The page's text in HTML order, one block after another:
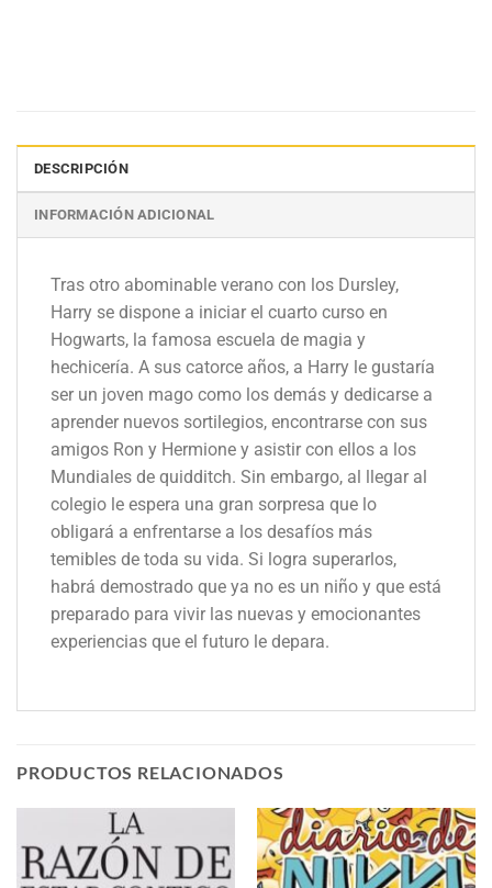
DESCRIPCIÓN
INFORMACIÓN ADICIONAL
Tras otro abominable verano con los Dursley,
Harry se dispone a iniciar el cuarto curso en
Hogwarts, la famosa escuela de magia y
hechicería. A sus catorce años, a Harry le gustaría
ser un joven mago como los demás y dedicarse a
aprender nuevos sortilegios, encontrarse con sus
amigos Ron y Hermione y asistir con ellos a los
Mundiales de quidditch. Sin embargo, al llegar al
colegio le espera una gran sorpresa que lo
obligará a enfrentarse a los desafíos más
temibles de toda su vida. Si logra superarlos,
habrá demostrado que ya no es un niño y que está
preparado para vivir las nuevas y emocionantes
experiencias que el futuro le depara.
PRODUCTOS RELACIONADOS